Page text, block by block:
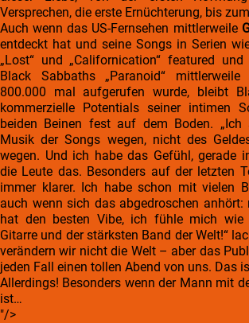
Versprechen, die erste Ernüchterung, bis
Auch wenn das US-Fernsehen mittlerweile
entdeckt hat und seine Songs in Serien wie
„Lost“ und „Californication“ featured
Black Sabbaths „Paranoid“
800.000 mal aufgerufen wurde, bleibt
kommerzielle Potentials seiner intimen
beiden Beinen fest auf dem Boden. „Ich
Musik der Songs wegen, nicht des
wegen. Und ich habe das Gefühl, gerade
die Leute das. Besonders auf der letzten
immer klarer. Ich habe schon mit vielen
auch wenn sich das abgedroschen anhört:
hat den besten Vibe, ich fühle mich
Gitarre und der stärksten Band der Welt!“
verändern wir nicht die Welt – aber das
jeden Fall einen tollen Abend von uns. Das
Allerdings! Besonders wenn der Mann mit
ist…
"/>